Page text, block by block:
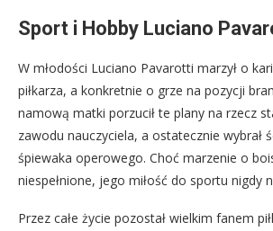
Sport i Hobby Luciano
W młodości Luciano Pavarotti marzył o
piłkarza, a konkretnie o grze na pozycji
namową matki porzucił te plany na rzecz
zawodu nauczyciela, a ostatecznie wybrał
śpiewaka operowego. Choć marzenie o
niespełnione, jego miłość do sportu nigdy
Przez całe życie pozostał wielkim fanem